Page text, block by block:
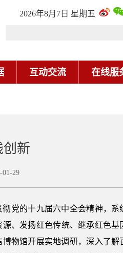
创新
29
党的十九届六中全会精神，系
、发扬红色传统、继承红色基
物馆开展实地调研，深入了解